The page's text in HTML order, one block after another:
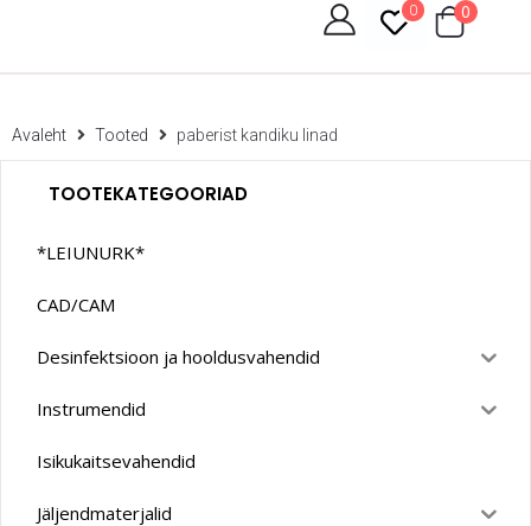
0 0
Avaleht Tooted paberist kandiku linad
TOOTEKATEGOORIAD
*LEIUNURK*
CAD/CAM
Desinfektsioon ja hooldusvahendid
Instrumendid
Isikukaitsevahendid
Jäljendmaterjalid